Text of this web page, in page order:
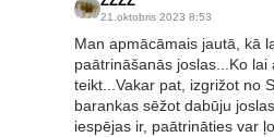
21.oktobris 2023 8:53
Man apmācāmais jautā, kā
paātrināšanās joslas...Ko lai
teikt...Vakar pat, izgrižot no
barankas sēžot dabūju
iespējas ir, paātrināties var